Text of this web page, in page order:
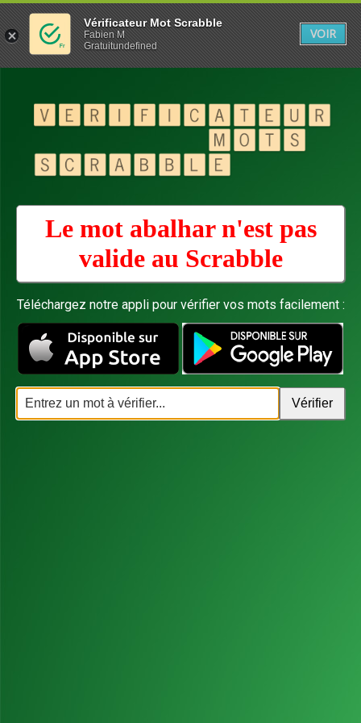
Le mot abalhar n'est pas
valide au Scrabble
Téléchargez notre appli pour vérifier vos mots facilement :
Vérificateur Mot Scrabble
Fabien M
Gratuitundefined
VOIR